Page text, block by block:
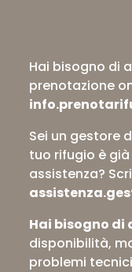
Hai bisogno di
prenotazione
Sei un gestore
tuo rifugio è
assistenza?
Hai bisogno di
disponibilità,
problemi